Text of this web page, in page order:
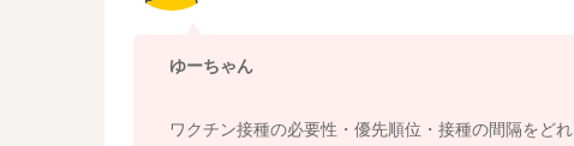
ゆーちゃん
ワクチン接種の必要性・優先順位・接種の間隔をど